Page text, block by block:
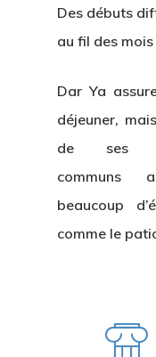
Des débuts
au fil des
Dar Ya
déjeuner,
de ses
communs
beaucoup
comme le